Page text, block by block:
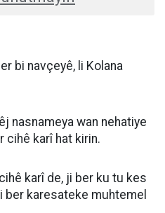
bi navçeyê, li Kolana
nasnameya wan nehatiye
cihê karî hat kirin.
karî de, ji ber ku tu kes
ber karesateke muhtemel